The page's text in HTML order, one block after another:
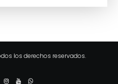
los derechos reservados.